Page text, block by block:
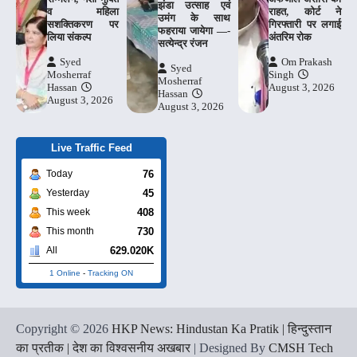
व महिला
सशक्तिकरण पर
लिया संकल्प
Syed
Mosherraf
Hassan
August 3, 2026
झंडा उत्साह एवं
उमंग के साथ
फहराया जायेगा —-
सत्येन्द्र रंजन
Syed
Mosherraf
Hassan
August 3, 2026
राहत, कोर्ट ने
गिरफ्तारी पर लगाई
अंतरिम रोक
Om Prakash
Singh
August 3, 2026
Live Traffic Feed
Today 76
Yesterday 45
This week 408
This month 730
All 629.020K
1 Online - Tracking ON
Copyright © 2026 HKP News: Hindustan Ka Pratik | हिन्दुस्तान
का प्रतीक | देश का विश्वसनीय अखबार | Designed By CMSH Tech